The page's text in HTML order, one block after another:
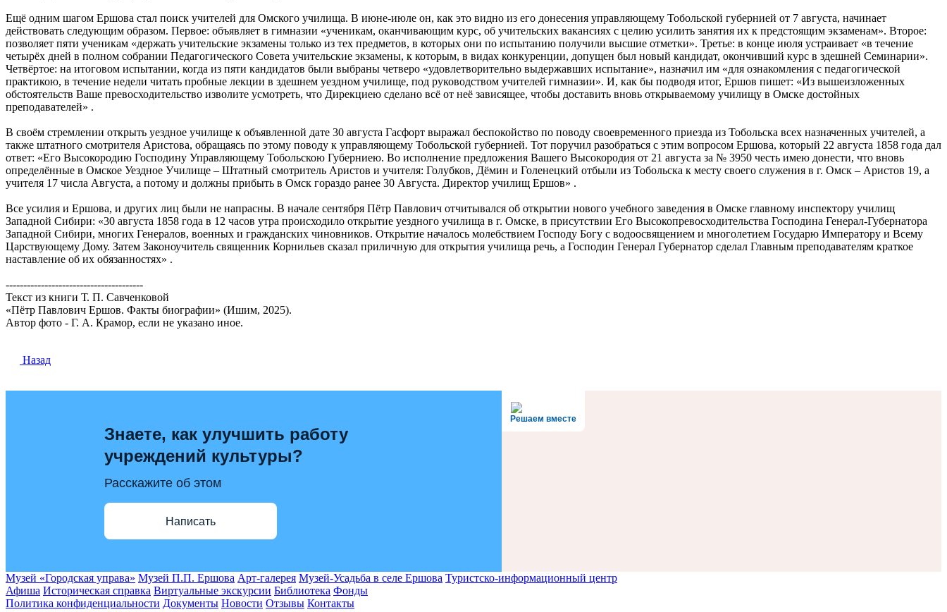
Ещё одним шагом Ершова стал поиск учителей для Омского училища. В июне-июле он, как это видно из его донесения управляющему Тобольской губернией от 7 августа, начинает
действовать следующим образом. Первое: объявляет в гимназии «ученикам, оканчивающим курс, об учительских вакансиях с целию усилить занятия их к предстоящим экзаменам». Второе:
позволяет пяти ученикам «держать учительские экзамены только из тех предметов, в которых они по испытанию получили высшие отметки». Третье: в конце июля устраивает «в течение
четырёх дней в полном собрании Педагогического Совета учительские экзамены, к которым, в видах конкуренции, допущен был новый кандидат, окончивший курс в здешней Семинарии».
Четвёртое: на итоговом испытании, когда из пяти кандидатов были выбраны четверо «удовлетворительно выдержавших испытание», назначил им «для ознакомления с педагогической
практикою, в течение недели читать пробные лекции в здешнем уездном училище, под руководством учителей гимназии». И, как бы подводя итог, Ершов пишет: «Из вышеизложенных
обстоятельств Ваше превосходительство изволите усмотреть, что Дирекциею сделано всё от неё зависящее, чтобы доставить вновь открываемому училищу в Омске достойных
преподавателей» .
В своём стремлении открыть уездное училище к объявленной дате 30 августа Гасфорт выражал беспокойство по поводу своевременного приезда из Тобольска всех назначенных учителей, а
также штатного смотрителя Аристова, обращаясь по этому поводу к управляющему Тобольской губернией. Тот поручил разобраться с этим вопросом Ершова, который 22 августа 1858 года дал
ответ: «Его Высокородию Господину Управляющему Тобольскою Губерниею. Во исполнение предложения Вашего Высокородия от 21 августа за № 3950 честь имею донести, что вновь
определённые в Омское Уездное Училище – Штатный смотритель Аристов и учителя: Голубков, Дёмин и Голенецкий отбыли из Тобольска к месту своего служения в г. Омск – Аристов 19, а
учителя 17 числа Августа, а потому и должны прибыть в Омск гораздо ранее 30 Августа. Директор училищ Ершов» .
Все усилия и Ершова, и других лиц были не напрасны. В начале сентября Пётр Павлович отчитывался об открытии нового учебного заведения в Омске главному инспектору училищ
Западной Сибири: «30 августа 1858 года в 12 часов утра происходило открытие уездного училища в г. Омске, в присутствии Его Высокопревосходительства Господина Генерал-Губернатора
Западной Сибири, многих Генералов, военных и гражданских чиновников. Открытие началось молебствием Господу Богу с водоосвящением и многолетием Государю Императору и Всему
Царствующему Дому. Затем Законоучитель священник Корнильев сказал приличную для открытия училища речь, а Господин Генерал Губернатор сделал Главным преподавателям краткое
наставление об их обязанностях» .
---------------------------------------
Текст из книги Т. П. Савченковой
«Пётр Павлович Ершов. Факты биографии» (Ишим, 2025).
Автор фото - Г. А. Крамор, если не указано иное.
Назад
Решаем вместе
Знаете, как улучшить работу
учреждений культуры?
Расскажите об этом
Написать
Музей «Городская управа» Музей П.П. Ершова Арт-галерея Музей-Усадьба в селе Ершова Туристско-информационный центр
Афиша Историческая справка Виртуальные экскурсии Библиотека Фонды
Политика конфиденциальности Документы Новости Отзывы Контакты